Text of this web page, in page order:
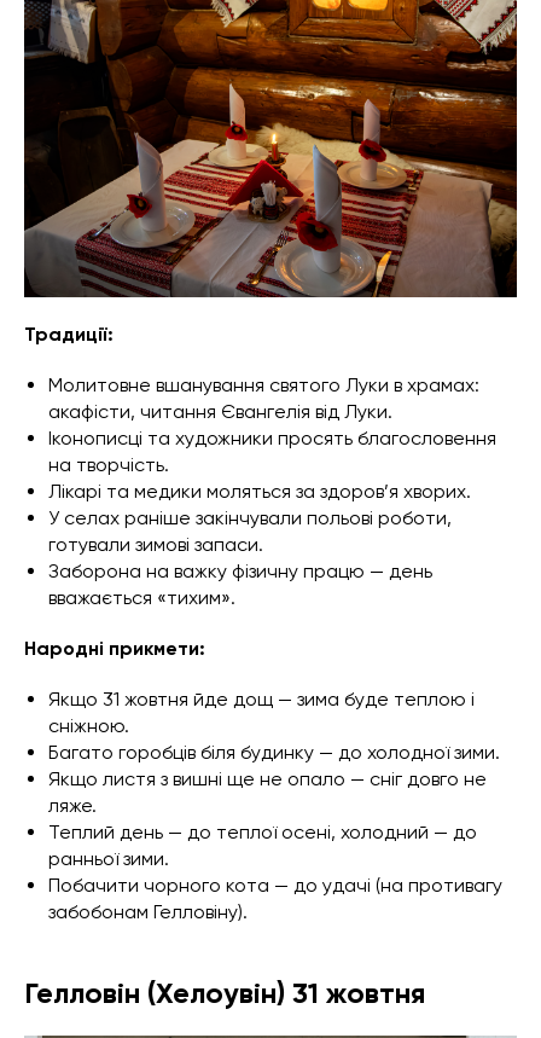
Традиції:
Молитовне вшанування святого Луки в храмах:
акафісти, читання Євангелія від Луки.
Іконописці та художники просять благословення
на творчість.
Лікарі та медики моляться за здоров’я хворих.
У селах раніше закінчували польові роботи,
готували зимові запаси.
Заборона на важку фізичну працю — день
вважається «тихим».
Народні прикмети:
Якщо 31 жовтня йде дощ — зима буде теплою і
сніжною.
Багато горобців біля будинку — до холодної зими.
Якщо листя з вишні ще не опало — сніг довго не
ляже.
Теплий день — до теплої осені, холодний — до
ранньої зими.
Побачити чорного кота — до удачі (на противагу
забобонам Гелловіну).
Гелловін (Хелоувін) 31 жовтня